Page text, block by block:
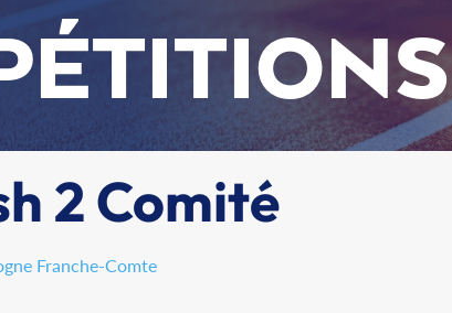
2 Comité
Franche-Comte